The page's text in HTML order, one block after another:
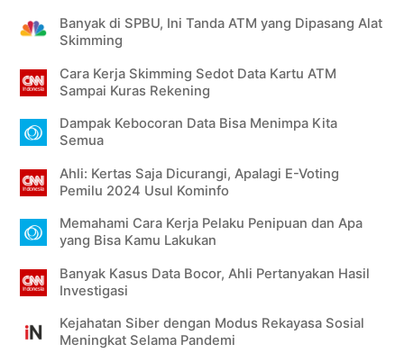
Banyak di SPBU, Ini Tanda ATM yang Dipasang Alat
Skimming
Cara Kerja Skimming Sedot Data Kartu ATM
Sampai Kuras Rekening
Dampak Kebocoran Data Bisa Menimpa Kita
Semua
Ahli: Kertas Saja Dicurangi, Apalagi E-Voting
Pemilu 2024 Usul Kominfo
Memahami Cara Kerja Pelaku Penipuan dan Apa
yang Bisa Kamu Lakukan
Banyak Kasus Data Bocor, Ahli Pertanyakan Hasil
Investigasi
Kejahatan Siber dengan Modus Rekayasa Sosial
Meningkat Selama Pandemi